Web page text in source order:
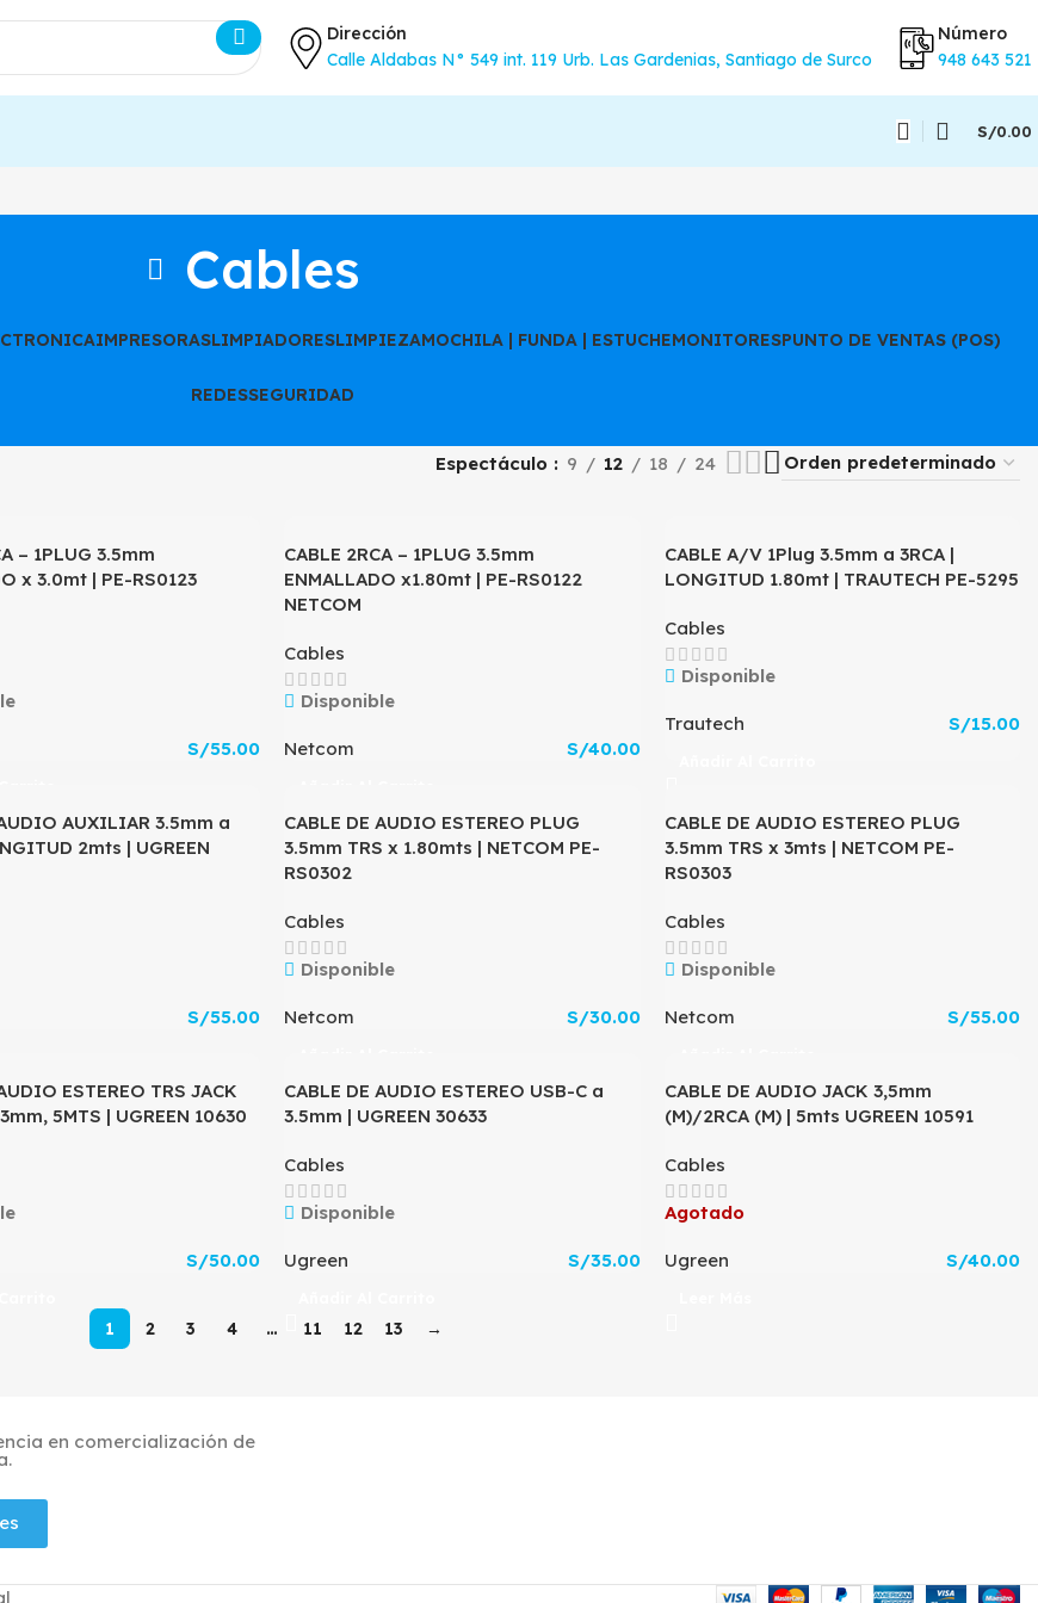
Dirección
Calle Aldabas N° 549 int. 119 Urb. Las Gardenias, Santiago de Surco
Número
948 643 521
S/0.00
Cables
IMPRESORASLIMPIADORESLIMPIEZAMOCHILA | FUNDA | ESTUCHEMONITORESPUNTO DE VENTAS (POS)
REDESSEGURIDAD
Espectáculo 9 12 18 24
– 1PLUG 3.5mm
x 3.0mt | PE-RS0123
S/55.00
CABLE 2RCA – 1PLUG 3.5mm
ENMALLADO x1.80mt | PE-RS0122
NETCOM
Cables
Disponible
Netcom S/40.00
CABLE A/V 1Plug 3.5mm a 3RCA |
LONGITUD 1.80mt | TRAUTECH PE-5295
Cables
Disponible
Trautech S/15.00
AUXILIAR 3.5mm a
2mts | UGREEN
S/55.00
CABLE DE AUDIO ESTEREO PLUG
3.5mm TRS x 1.80mts | NETCOM PE-
RS0302
Cables
Disponible
Netcom S/30.00
CABLE DE AUDIO ESTEREO PLUG
3.5mm TRS x 3mts | NETCOM PE-
RS0303
Cables
Disponible
Netcom S/55.00
ESTEREO TRS JACK
5MTS | UGREEN 10630
S/50.00
CABLE DE AUDIO ESTEREO USB-C a
3.5mm | UGREEN 30633
Cables
Disponible
Ugreen S/35.00
CABLE DE AUDIO JACK 3,5mm
(M)/2RCA (M) | 5mts UGREEN 10591
Cables
Agotado
Ugreen S/40.00
1 2 3 4 … 11 12 13 →
en comercialización de